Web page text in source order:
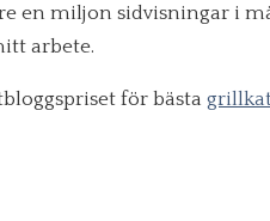
en miljon sidvisningar i
arbete.
för bästa